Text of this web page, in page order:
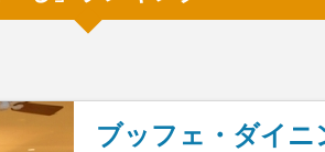
ブッフェ・ダイ